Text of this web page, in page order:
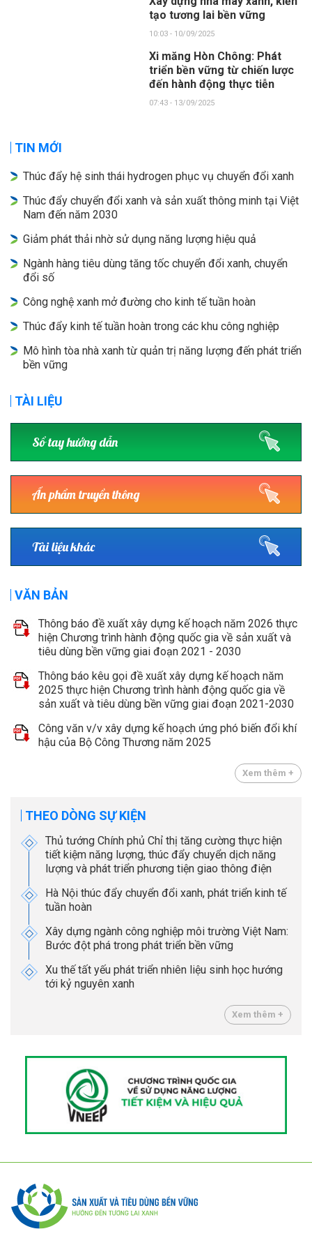
tạo tương lai bền vững
10:03 - 10/09/2025
Xi măng Hòn Chông: Phát
triển bền vững từ chiến lược
đến hành động thực tiễn
07:43 - 13/09/2025
TIN MỚI
Thúc đẩy hệ sinh thái hydrogen phục vụ chuyển đổi xanh
Thúc đẩy chuyển đổi xanh và sản xuất thông minh tại Việt
Nam đến năm 2030
Giảm phát thải nhờ sử dụng năng lượng hiệu quả
Ngành hàng tiêu dùng tăng tốc chuyển đổi xanh, chuyển
đổi số
Công nghệ xanh mở đường cho kinh tế tuần hoàn
Thúc đẩy kinh tế tuần hoàn trong các khu công nghiệp
Mô hình tòa nhà xanh từ quản trị năng lượng đến phát triển
bền vững
TÀI LIỆU
Sổ tay hướng dẫn
Ấn phẩm truyền thông
Tài liệu khác
VĂN BẢN
Thông báo đề xuất xây dựng kế hoạch năm 2026 thực
hiện Chương trình hành động quốc gia về sản xuất và
tiêu dùng bền vững giai đoạn 2021 - 2030
Thông báo kêu gọi đề xuất xây dựng kế hoạch năm
2025 thực hiện Chương trình hành động quốc gia về
sản xuất và tiêu dùng bền vững giai đoạn 2021-2030
Công văn v/v xây dựng kế hoạch ứng phó biến đổi khí
hậu của Bộ Công Thương năm 2025
Xem thêm +
THEO DÒNG SỰ KIỆN
Thủ tướng Chính phủ Chỉ thị tăng cường thực hiện
tiết kiệm năng lượng, thúc đẩy chuyển dịch năng
lượng và phát triển phương tiện giao thông điện
Hà Nội thúc đẩy chuyển đổi xanh, phát triển kinh tế
tuần hoàn
Xây dựng ngành công nghiệp môi trường Việt Nam:
Bước đột phá trong phát triển bền vững
Xu thế tất yếu phát triển nhiên liệu sinh học hướng
tới kỷ nguyên xanh
Xem thêm +